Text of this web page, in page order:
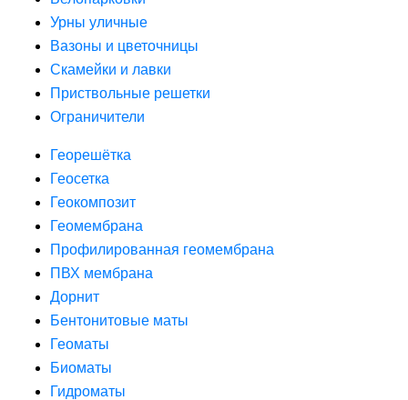
Урны уличные
Вазоны и цветочницы
Скамейки и лавки
Приствольные решетки
Ограничители
Георешётка
Геосетка
Геокомпозит
Геомембрана
Профилированная геомембрана
ПВХ мембрана
Дорнит
Бентонитовые маты
Геоматы
Биоматы
Гидроматы